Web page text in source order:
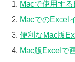
Macで使用す
MacでのExcel
便利なMac版
Mac版Excelで